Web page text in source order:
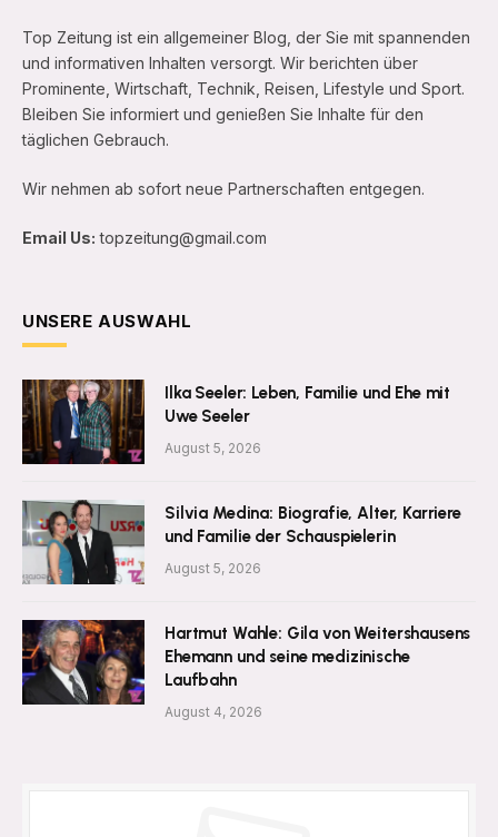
Top Zeitung ist ein allgemeiner Blog, der Sie mit spannenden
und informativen Inhalten versorgt. Wir berichten über
Prominente, Wirtschaft, Technik, Reisen, Lifestyle und Sport.
Bleiben Sie informiert und genießen Sie Inhalte für den
täglichen Gebrauch.
Wir nehmen ab sofort neue Partnerschaften entgegen.
Email Us: topzeitung@gmail.com
UNSERE AUSWAHL
Ilka Seeler: Leben, Familie und Ehe mit
Uwe Seeler
August 5, 2026
Silvia Medina: Biografie, Alter, Karriere
und Familie der Schauspielerin
August 5, 2026
Hartmut Wahle: Gila von Weitershausens
Ehemann und seine medizinische
Laufbahn
August 4, 2026